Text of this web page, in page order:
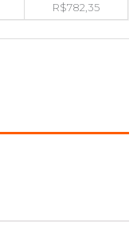
R$782,35